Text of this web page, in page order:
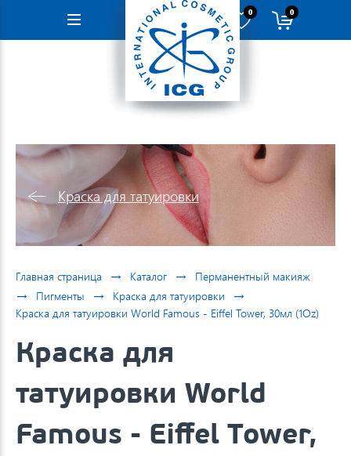
Навигация
0 0
Краска для татуировки
Главная страница → Каталог → Перманентный макияж
→ Пигменты → Краска для татуировки →
Краска для татуировки World Famous - Eiffel Tower, 30мл (1Oz)
Краска для
татуировки World
Famous - Eiffel Tower,